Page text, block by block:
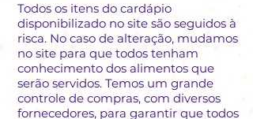
Todos os itens do cardápio
disponibilizado no site são seguidos à
risca. No caso de alteração, mudamos
no site para que todos tenham
conhecimento dos alimentos que
serão servidos. Temos um grande
controle de compras, com diversos
fornecedores, para garantir que todos